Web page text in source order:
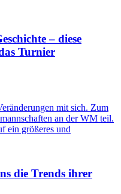
– diese
Turnier
mit sich. Zum
an der WM teil.
ein größeres und
die Trends ihrer